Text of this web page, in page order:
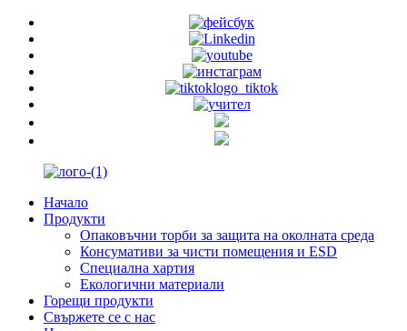
Начало
Продукти
Опаковъчни торби за защита на околната среда
Консумативи за чисти помещения и ESD
Специална хартия
Екологични материали
Горещи продукти
Свържете се с нас